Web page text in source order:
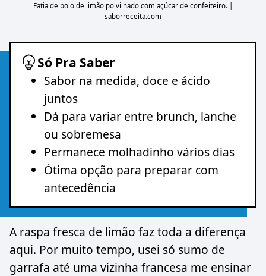
Fatia de bolo de limão polvilhado com açúcar de confeiteiro. |
saborreceita.com
Só Pra Saber
Sabor na medida, doce e ácido
juntos
Dá para variar entre brunch, lanche
ou sobremesa
Permanece molhadinho vários dias
Ótima opção para preparar com
antecedência
A raspa fresca de limão faz toda a diferença
aqui. Por muito tempo, usei só sumo de
garrafa até uma vizinha francesa me ensinar